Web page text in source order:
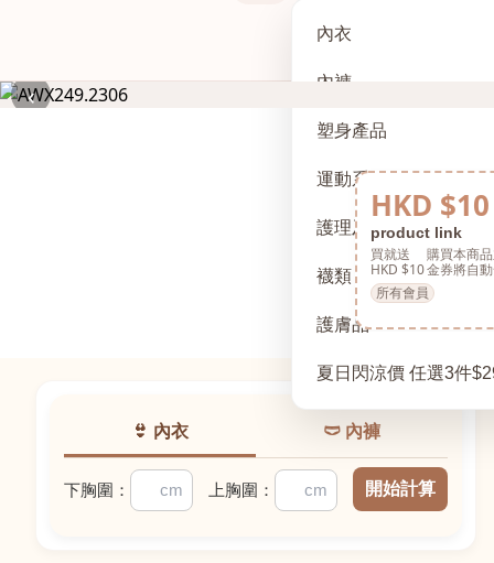
內衣
內褲
塑身產品
運動系列
護理及配件
襪類
護膚品
夏日閃涼價 任選3件
‹
HKD $10
product link
買就送
HKD $10
購買本商
金券將自
所有會員
👙 內衣 🩲 內褲
下胸圍： 上胸圍： 開始計算